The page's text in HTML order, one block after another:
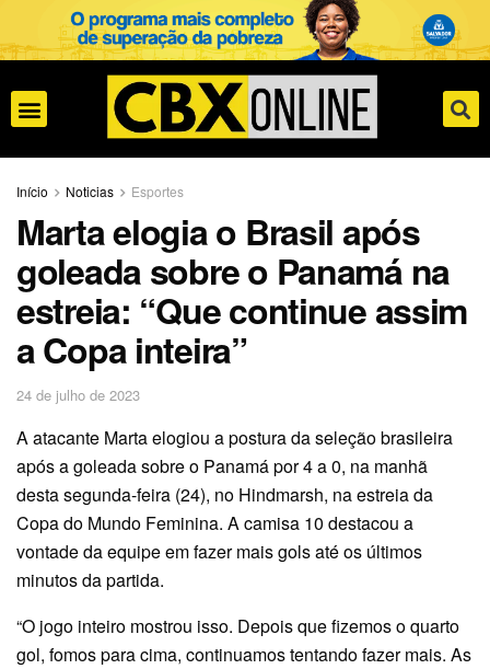
Início Noticias Esportes
Marta elogia o Brasil após
goleada sobre o Panamá na
estreia: “Que continue assim
a Copa inteira”
24 de julho de 2023
A atacante Marta elogiou a postura da seleção brasileira
após a goleada sobre o Panamá por 4 a 0, na manhã
desta segunda-feira (24), no Hindmarsh, na estreia da
Copa do Mundo Feminina. A camisa 10 destacou a
vontade da equipe em fazer mais gols até os últimos
minutos da partida.
“O jogo inteiro mostrou isso. Depois que fizemos o quarto
gol, fomos para cima, continuamos tentando fazer mais. As